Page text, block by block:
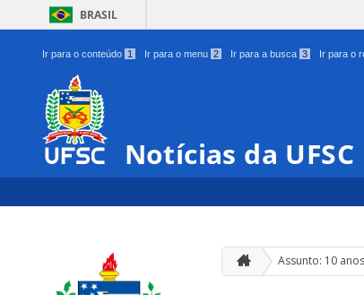
BRASIL
Ir para o conteúdo 1 Ir para o menu 2 Ir para a busca 3 Ir para o
Notícias da UFSC
Assunto: 10